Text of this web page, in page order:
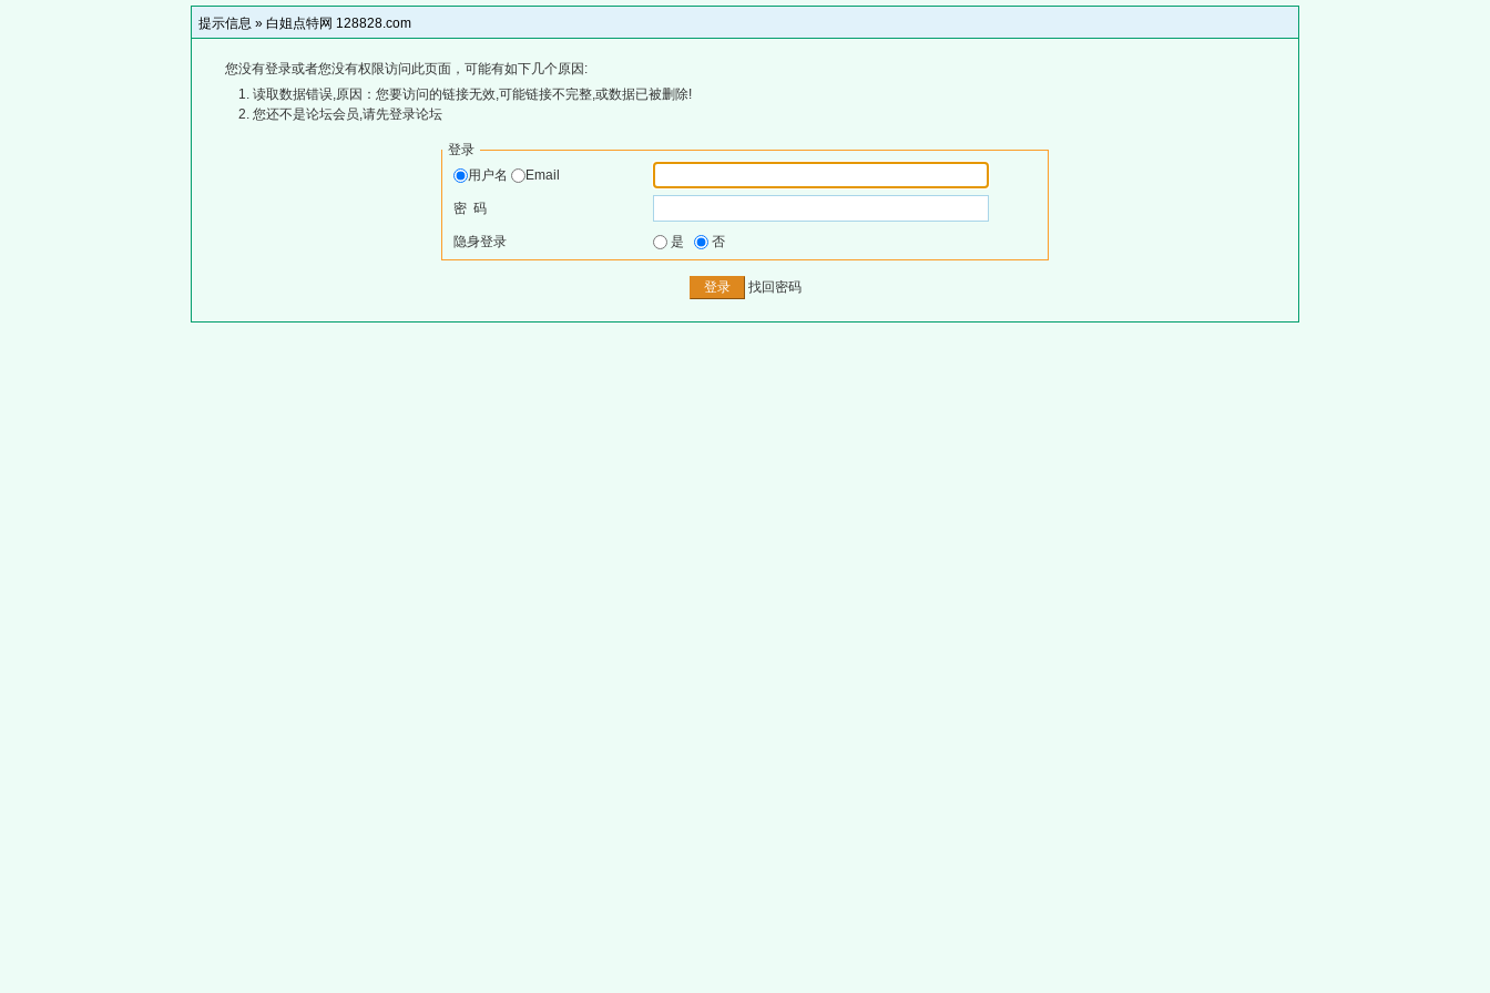
提示信息 » 白姐点特网 128828.com
您没有登录或者您没有权限访问此页面，可能有如下几个原因:
读取数据错误,原因：您要访问的链接无效,可能链接不完整,或数据已被删除!
您还不是论坛会员,请先登录论坛
登录
用户名
Email
密 码
隐身登录 是 否
找回密码